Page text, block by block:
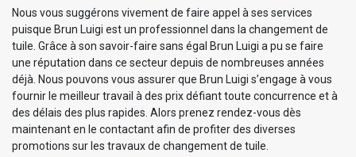
Nous vous suggérons vivement de faire appel à ses services
puisque Brun Luigi est un professionnel dans la changement de
tuile. Grâce à son savoir-faire sans égal Brun Luigi a pu se faire
une réputation dans ce secteur depuis de nombreuses années
déjà. Nous pouvons vous assurer que Brun Luigi s’engage à vous
fournir le meilleur travail à des prix défiant toute concurrence et à
des délais des plus rapides. Alors prenez rendez-vous dès
maintenant en le contactant afin de profiter des diverses
promotions sur les travaux de changement de tuile.